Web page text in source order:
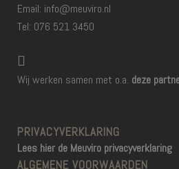
Email: info@meuviro.nl
Tel: 076 521 3450
Wij werken samen met o.a. deze
PRIVACYVERKLARING
Lees hier de Meuviro privacyverklaring
ALGEMENE VOORWAARDEN